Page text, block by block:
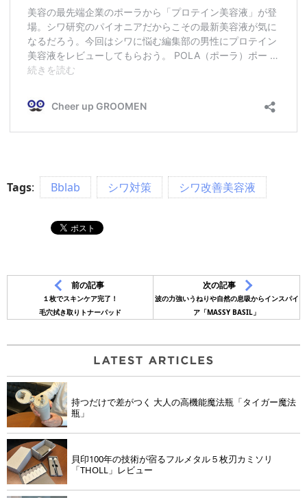
Tags: Bblab シワ対策 シワ改善美容液
前の記事
１枚でスキンケア完了！
毛穴拭き取りトナーパッド
次の記事
波の力強いうねりや自然の息吸からインスパイ
ア「MASSY BASIL」
持つだけで差がつく 大人の高機能魔法瓶「タイガー魔法
瓶」
貝印100年の技術が宿るフルメタル５枚刃カミソリ
「THOLL」レビュー